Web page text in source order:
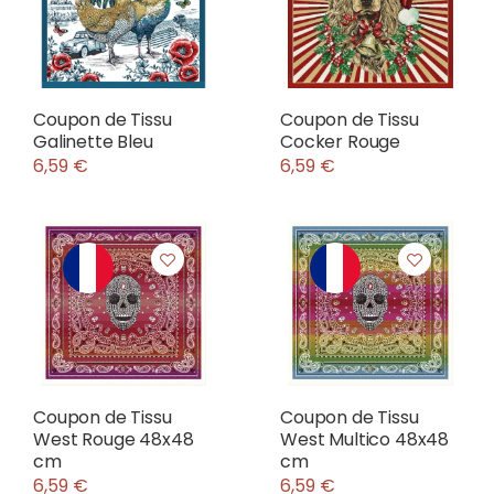
Coupon de Tissu
Galinette Bleu
6,59 €
Coupon de Tissu
Cocker Rouge
6,59 €
Coupon de Tissu
West Rouge 48x48
cm
6,59 €
Coupon de Tissu
West Multico 48x48
cm
6,59 €